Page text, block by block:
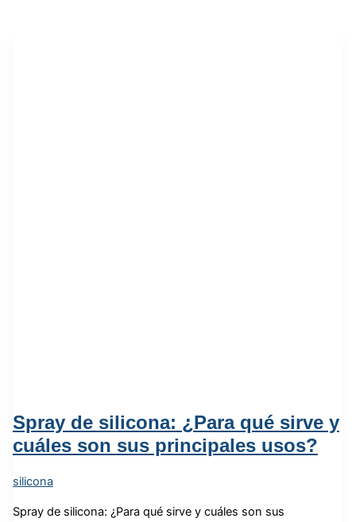
Spray de silicona: ¿Para qué sirve y
cuáles son sus principales usos?
silicona
Spray de silicona: ¿Para qué sirve y cuáles son sus